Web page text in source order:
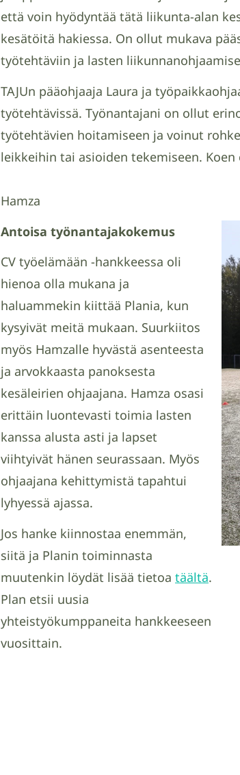
että voin hyödyntää tätä liikunta-alan
kesätöitä hakiessa. On ollut mukava
työtehtäviin ja lasten
TAJUn pääohjaaja Laura ja
työtehtävissä. Työnantajani on ollut
työtehtävien hoitamiseen ja voinut
leikkeihin tai asioiden tekemiseen.
Hamza
Antoisa työnantajakokemus
CV työelämään -hankkeessa oli
hienoa olla mukana ja
haluammekin kiittää Plania, kun
kysyivät meitä mukaan. Suurkiitos
myös Hamzalle hyvästä asenteesta
ja arvokkaasta panoksesta
kesäleirien ohjaajana. Hamza osasi
erittäin luontevasti toimia lasten
kanssa alusta asti ja lapset
viihtyivät hänen seurassaan. Myös
ohjaajana kehittymistä tapahtui
lyhyessä ajassa.
Jos hanke kiinnostaa enemmän,
siitä ja Planin toiminnasta
muutenkin löydät lisää tietoa täältä.
Plan etsii uusia
yhteistyökumppaneita hankkeeseen
vuosittain.